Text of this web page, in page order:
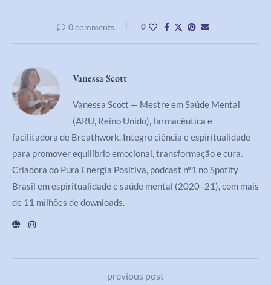
0 comments 0
Vanessa Scott
Vanessa Scott — Mestre em Saúde Mental
(ARU, Reino Unido), farmacêutica e
facilitadora de Breathwork. Integro ciência e espiritualidade
para promover equilíbrio emocional, transformação e cura.
Criadora do Pura Energia Positiva, podcast nº1 no Spotify
Brasil em espiritualidade e saúde mental (2020–21), com mais
de 11 milhões de downloads.
previous post